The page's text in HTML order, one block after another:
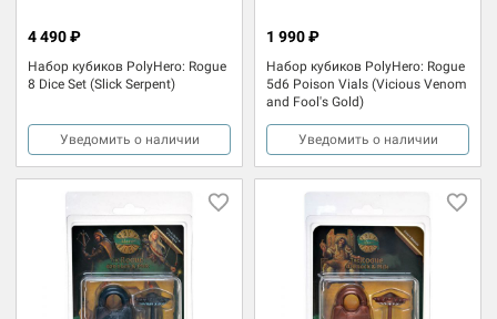
Набор кубиков PolyHero: Rogue
8 Dice Set (Slick Serpent)
4 490 ₽
Уведомить о наличии
Набор кубиков PolyHero: Rogue
5d6 Poison Vials (Vicious Venom
and Fool's Gold)
1 990 ₽
Уведомить о наличии